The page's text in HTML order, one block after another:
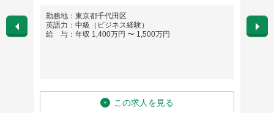
勤務地：東京都千代田区
英語力：中級（ビジネス経験）
給 与：年収 1,400万円 〜 1,500万円
この求人を見る
勤務
英語
給